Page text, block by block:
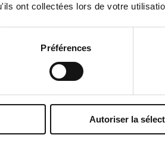
ont collectées lors de votre
Préférences
Autoriser la